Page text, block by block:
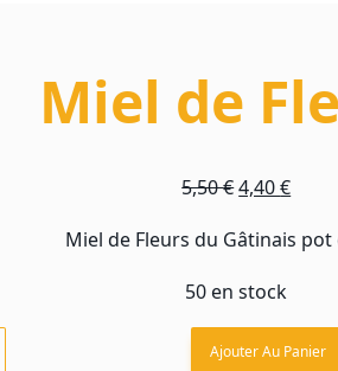
Miel de
5,50€Le
initial
était :
4,40€Le
Miel de Fleurs du Gâtinais pot
50 en stock
Ajouter Au Panier